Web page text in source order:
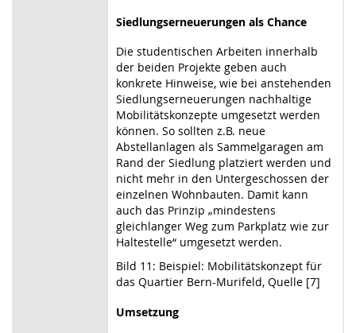
Siedlungserneuerungen als Chance
Die studentischen Arbeiten innerhalb
der beiden Projekte geben auch
konkrete Hinweise, wie bei anstehenden
Siedlungserneuerungen nachhaltige
Mobilitätskonzepte umgesetzt werden
können. So sollten z.B. neue
Abstellanlagen als Sammelgaragen am
Rand der Siedlung platziert werden und
nicht mehr in den Untergeschossen der
einzelnen Wohnbauten. Damit kann
auch das Prinzip „mindestens
gleichlanger Weg zum Parkplatz wie zur
Haltestelle“ umgesetzt werden.
Bild 11: Beispiel: Mobilitätskonzept für
das Quartier Bern-Murifeld, Quelle [7]
Umsetzung